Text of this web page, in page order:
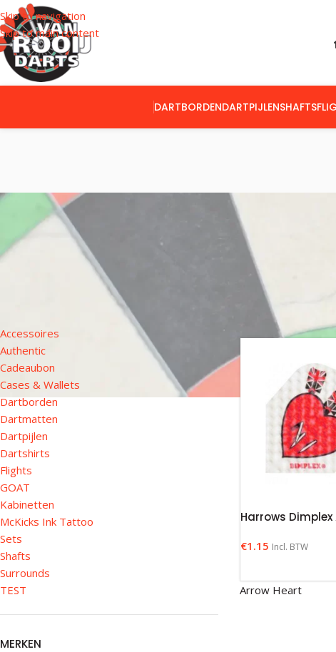
Skip to navigation
Skip to main content
DARTBORDENDARTPIJLENSHAFTS
Accessoires
Authentic
Cadeaubon
Cases & Wallets
Dartborden
Dartmatten
Dartpijlen
Dartshirts
Flights
GOAT
Kabinetten
McKicks Ink Tattoo
Sets
Shafts
Surrounds
TEST
MERKEN
Home Producten
Harrows
€1.15 Incl. BTW
Arrow Heart